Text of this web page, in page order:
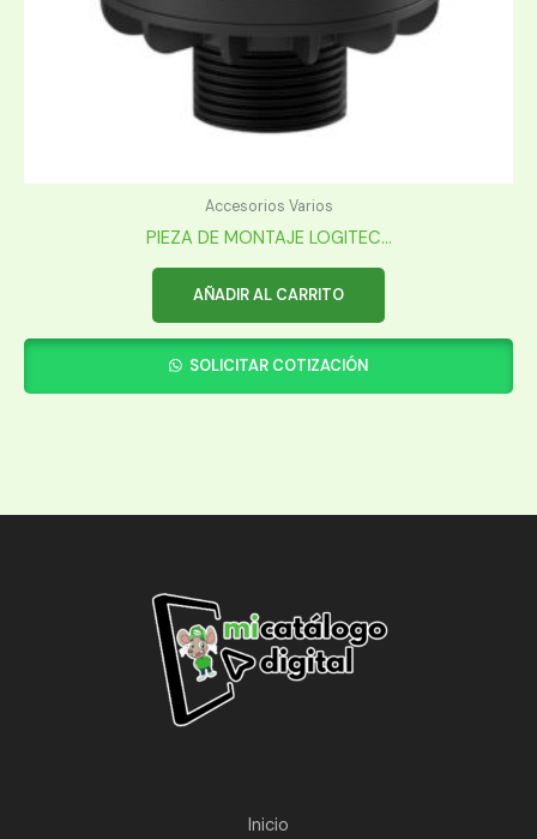
Accesorios Varios
PIEZA DE MONTAJE LOGITEC...
AÑADIR AL CARRITO
SOLICITAR COTIZACIÓN
Inicio